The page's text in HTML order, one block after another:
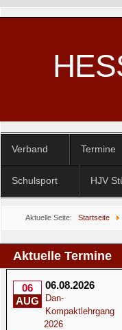
Verband Termine
Schulsport HJV
Aktuelle Seite: Startseite
Aktuelle Termine
06
AUG
06.08.2026
Dan-
Kompaktlehrgang
2026